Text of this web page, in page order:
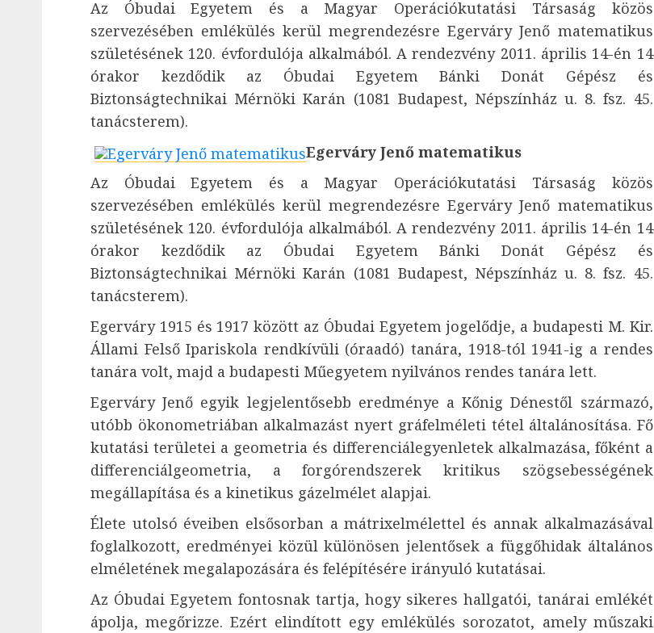
Az Óbudai Egyetem és a Magyar Operációkutatási Társaság közös
szervezésében emlékülés kerül megrendezésre Egerváry Jenő matematikus
születésének 120. évfordulója alkalmából. A rendezvény 2011. április 14-én 14
órakor kezdődik az Óbudai Egyetem Bánki Donát Gépész és
Biztonságtechnikai Mérnöki Karán (1081 Budapest, Népszínház u. 8. fsz. 45.
tanácsterem).
Egerváry Jenő matematikus
Az Óbudai Egyetem és a Magyar Operációkutatási Társaság közös
szervezésében emlékülés kerül megrendezésre Egerváry Jenő matematikus
születésének 120. évfordulója alkalmából. A rendezvény 2011. április 14-én 14
órakor kezdődik az Óbudai Egyetem Bánki Donát Gépész és
Biztonságtechnikai Mérnöki Karán (1081 Budapest, Népszínház u. 8. fsz. 45.
tanácsterem).
Egerváry 1915 és 1917 között az Óbudai Egyetem jogelődje, a budapesti M. Kir.
Állami Felső Ipariskola rendkívüli (óraadó) tanára, 1918-tól 1941-ig a rendes
tanára volt, majd a budapesti Műegyetem nyilvános rendes tanára lett.
Egerváry Jenő egyik legjelentősebb eredménye a Kőnig Dénestől származó,
utóbb ökonometriában alkalmazást nyert gráfelméleti tétel általánosítása. Fő
kutatási területei a geometria és differenciálegyenletek alkalmazása, főként a
differenciálgeometria, a forgórendszerek kritikus szögsebességének
megállapítása és a kinetikus gázelmélet alapjai.
Élete utolsó éveiben elsősorban a mátrixelmélettel és annak alkalmazásával
foglalkozott, eredményei közül különösen jelentősek a függőhidak általános
elméletének megalapozására és felépítésére irányuló kutatásai.
Az Óbudai Egyetem fontosnak tartja, hogy sikeres hallgatói, tanárai emlékét
ápolja, megőrizze. Ezért elindított egy emlékülés sorozatot, amely műszaki